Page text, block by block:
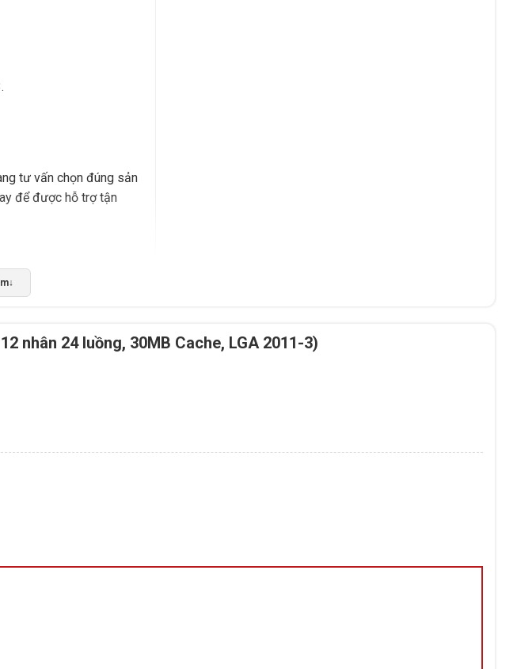
tư vấn chọn đúng sản
để được hỗ trợ tận
Rate this product
5 sao để ủng hộ shop
↓
nhân 24 luồng, 30MB Cache, LGA 2011-3)